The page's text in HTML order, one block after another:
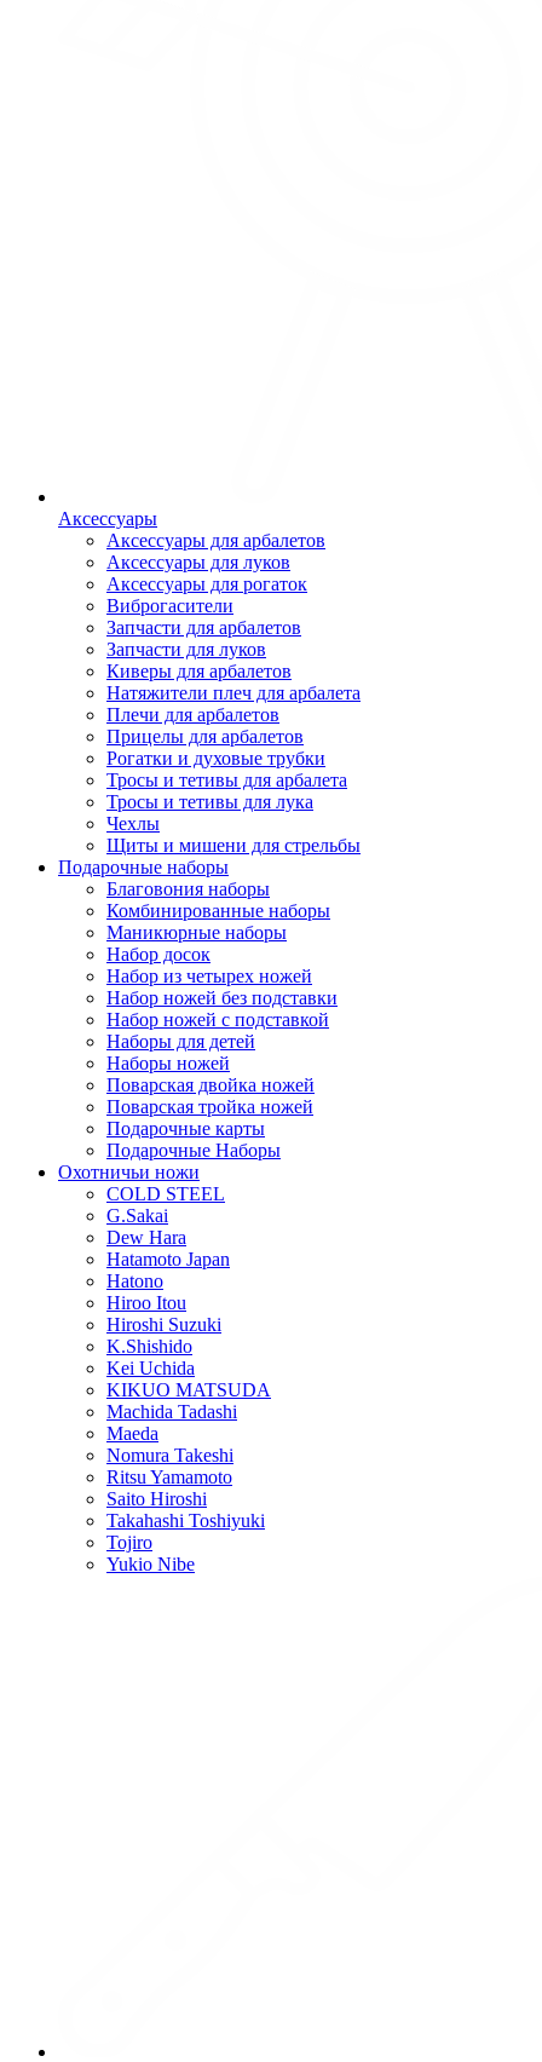
Аксессуары
Аксессуары для арбалетов
Аксессуары для луков
Аксессуары для рогаток
Виброгасители
Запчасти для арбалетов
Запчасти для луков
Киверы для арбалетов
Натяжители плеч для арбалета
Плечи для арбалетов
Прицелы для арбалетов
Рогатки и духовые трубки
Тросы и тетивы для арбалета
Тросы и тетивы для лука
Чехлы
Щиты и мишени для стрельбы
Подарочные наборы
Благовония наборы
Комбинированные наборы
Маникюрные наборы
Набор досок
Набор из четырех ножей
Набор ножей без подставки
Набор ножей с подставкой
Наборы для детей
Наборы ножей
Поварская двойка ножей
Поварская тройка ножей
Подарочные карты
Подарочные Наборы
Охотничьи ножи
COLD STEEL
G.Sakai
Dew Hara
Hatamoto Japan
Hatono
Hiroo Itou
Hiroshi Suzuki
K.Shishido
Kei Uchida
KIKUO MATSUDA
Machida Tadashi
Maeda
Nomura Takeshi
Ritsu Yamamoto
Saito Hiroshi
Takahashi Toshiyuki
Tojiro
Yukio Nibe